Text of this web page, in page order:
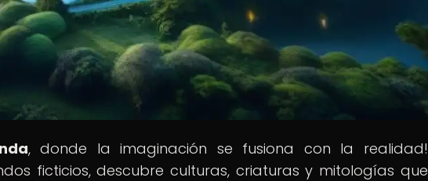
, donde la imaginación se fusiona con la realidad!
ficticios, descubre culturas, criaturas y mitologías que